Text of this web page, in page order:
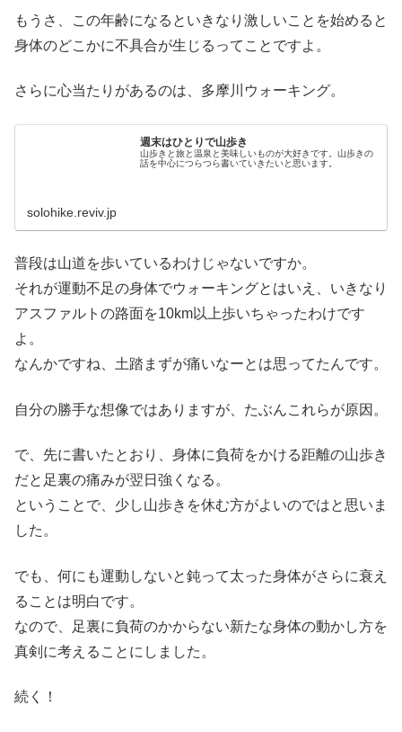
もうさ、この年齢になるといきなり激しいことを始めると
身体のどこかに不具合が生じるってことですよ。
さらに心当たりがあるのは、多摩川ウォーキング。
週末はひとりで山歩き
山歩きと旅と温泉と美味しいものが大好きです。山歩きの
話を中心につらつら書いていきたいと思います。
solohike.reviv.jp
普段は山道を歩いているわけじゃないですか。
それが運動不足の身体でウォーキングとはいえ、いきなり
アスファルトの路面を10km以上歩いちゃったわけです
よ。
なんかですね、土踏まずが痛いなーとは思ってたんです。
自分の勝手な想像ではありますが、たぶんこれらが原因。
で、先に書いたとおり、身体に負荷をかける距離の山歩き
だと足裏の痛みが翌日強くなる。
ということで、少し山歩きを休む方がよいのではと思いま
した。
でも、何にも運動しないと鈍って太った身体がさらに衰え
ることは明白です。
なので、足裏に負荷のかからない新たな身体の動かし方を
真剣に考えることにしました。
続く！